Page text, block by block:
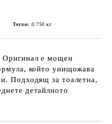
Тегло: 0.750 кг
Оригинал е мощен
който унищожава
Подходящ за тоалетна,
детайлното